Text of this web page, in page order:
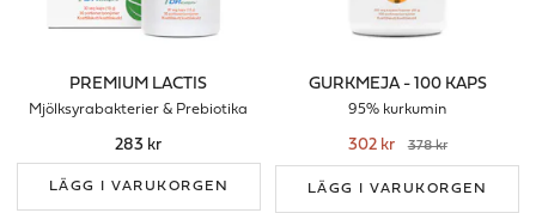
PREMIUM LACTIS
Mjölksyrabakterier & Prebiotika
283 kr
LÄGG I VARUKORGEN
GURKMEJA - 100 KAPS
95% kurkumin
302 kr 378 kr
LÄGG I VARUKORGEN